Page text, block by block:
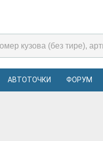
АВТОТОЧКИ ФОРУМ